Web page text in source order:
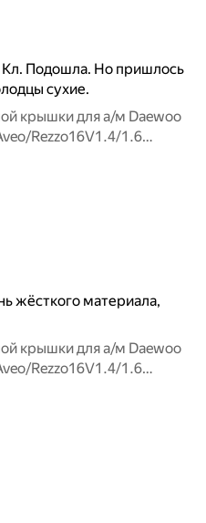
Кл. Подошла. Но пришлось
сухие.
крышки для а/м Daewoo
Rezzo16V1.4/1.6
жёсткого материала,
крышки для а/м Daewoo
Rezzo16V1.4/1.6